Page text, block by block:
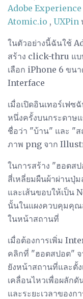
Adobe
Atomic.io , UXPin
ในตัวอย่างนี้ฉันใช้
สร้าง click-thru แบ
เลือก iPhone 6 ข
Interface
เมื่อเปิดอินเทอร์เฟซ
หนึ่งครั้งบนกระดาษ
ชื่อว่า "บ้าน" และ "
ภาพ png จาก
ในการสร้าง "ฮอตส
สี่เหลี่ยมผืนผ้าผ่านปุ่
และเส้นขอบให้เป็น
นั้นในแผงควบคุมคุณ
ในหน้าสถานที่
เมื่อต้องการเพิ่ม
คลิกที่ "ฮอตสปอต" จ
ยังหน้าสถานที่และตั้
เคลื่อนไหวเพื่อผลัก
และระยะเวลาของก